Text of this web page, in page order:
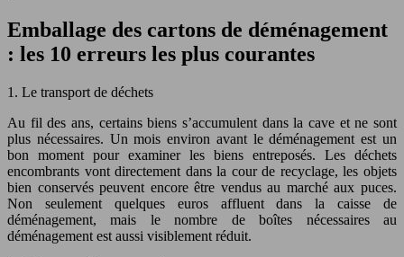
Emballage des cartons de déménagement
: les 10 erreurs les plus courantes
1. Le transport de déchets
Au fil des ans, certains biens s’accumulent dans la cave et ne sont
plus nécessaires. Un mois environ avant le déménagement est un
bon moment pour examiner les biens entreposés. Les déchets
encombrants vont directement dans la cour de recyclage, les objets
bien conservés peuvent encore être vendus au marché aux puces.
Non seulement quelques euros affluent dans la caisse de
déménagement, mais le nombre de boîtes nécessaires au
déménagement est aussi visiblement réduit.